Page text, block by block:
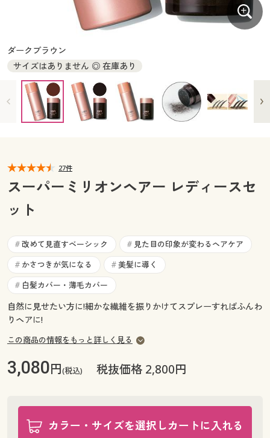
大きいサイズ メンズ
大きいサイズ 事務・制服
カタログ・チラシからのご注文
デジタルカタログ
カタログ無料プレゼント
マイページ
閲覧履歴
お気に入り
サポート
ご利用ガイド
よくある質問とお問い合わせ
大きいサイズ 事務・制服
カタログ・チラシからのご注文
カタログ無料プレゼント
会員メニュー
閲覧履歴
お気に入り
ご利用ガイド
よくある質問とお問い合わせ
ダークブラウン
サイズはありません ◎ 在庫あり
27件
スーパーミリオンヘアー レディースセ
ット
# 改めて見直すベーシック # 見た目の印象が変わるヘアケア
# かさつきが気になる # 美髪に導く
# 白髪カバー・薄毛カバー
自然に見せたい方に!細かな繊維を振りかけてスプレーすればふんわ
りヘアに!
この商品の情報をもっと詳しく見る
3,080円(税込) 税抜価格 2,800円
カラー・サイズを選択しカートに入れる